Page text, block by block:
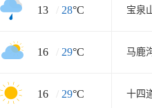
13 / 28°C 宝泉
16 / 29°C 马鹿
16 / 29°C 十四